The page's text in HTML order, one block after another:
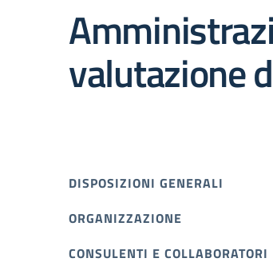
valutazione
DISPOSIZIONI GENERALI
ORGANIZZAZIONE
CONSULENTI E COLLABORATORI